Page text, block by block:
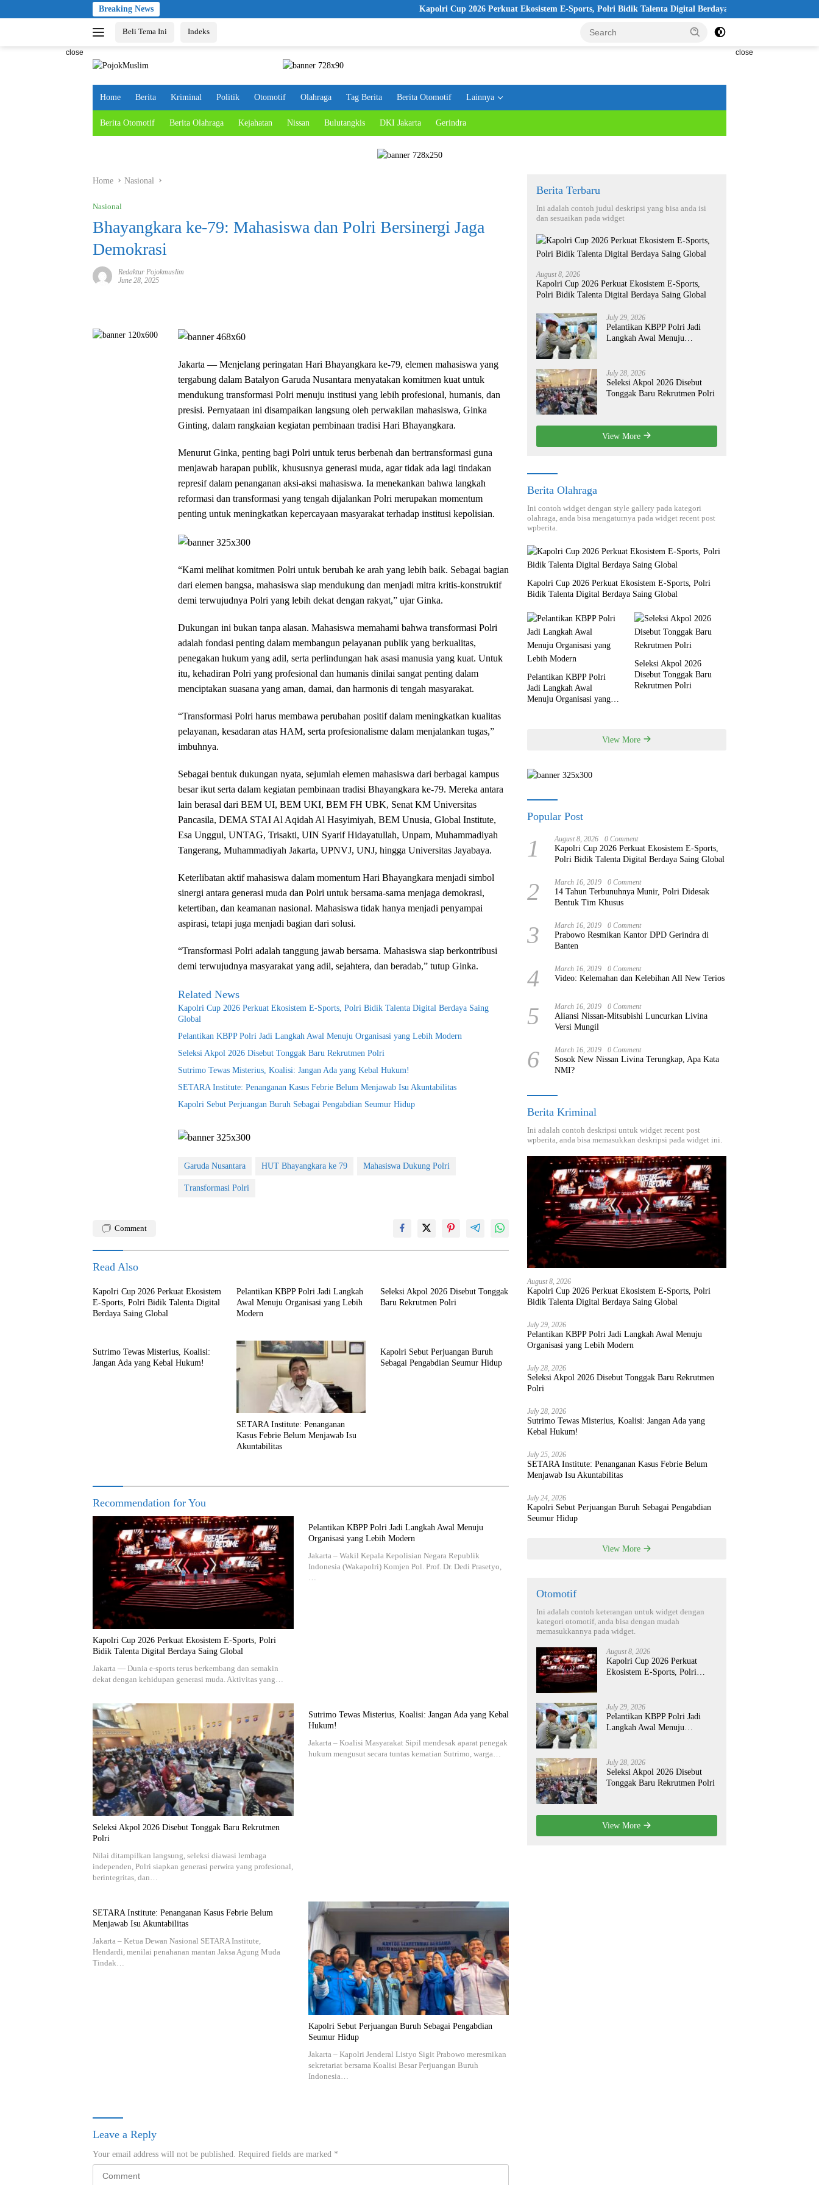
to
Breaking News Kapolri Cup 2026 Perkuat Ekosistem E-Sports, Polri Bidik Talenta Digital Berdaya Saing Global
Beli Tema Ini Indeks
close close
Home Berita Kriminal Politik Otomotif Olahraga Tag Berita Berita Otomotif Lainnya
Berita Otomotif Berita Olahraga Kejahatan Nissan Bulutangkis DKI Jakarta Gerindra
Home Nasional
Nasional
Bhayangkara ke-79: Mahasiswa dan Polri Bersinergi Jaga
Demokrasi
Redaktur Pojokmuslim
June 28, 2025
Jakarta — Menjelang peringatan Hari Bhayangkara ke-79, elemen mahasiswa yang
tergabung dalam Batalyon Garuda Nusantara menyatakan komitmen kuat untuk
mendukung transformasi Polri menuju institusi yang lebih profesional, humanis, dan
presisi. Pernyataan ini disampaikan langsung oleh perwakilan mahasiswa, Ginka
Ginting, dalam rangkaian kegiatan pembinaan tradisi Hari Bhayangkara.
Menurut Ginka, penting bagi Polri untuk terus berbenah dan bertransformasi guna
menjawab harapan publik, khususnya generasi muda, agar tidak ada lagi tindakan
represif dalam penanganan aksi-aksi mahasiswa. Ia menekankan bahwa langkah
reformasi dan transformasi yang tengah dijalankan Polri merupakan momentum
penting untuk meningkatkan kepercayaan masyarakat terhadap institusi kepolisian.
“Kami melihat komitmen Polri untuk berubah ke arah yang lebih baik. Sebagai bagian
dari elemen bangsa, mahasiswa siap mendukung dan menjadi mitra kritis-konstruktif
demi terwujudnya Polri yang lebih dekat dengan rakyat,” ujar Ginka.
Dukungan ini bukan tanpa alasan. Mahasiswa memahami bahwa transformasi Polri
adalah fondasi penting dalam membangun pelayanan publik yang berkualitas,
penegakan hukum yang adil, serta perlindungan hak asasi manusia yang kuat. Untuk
itu, kehadiran Polri yang profesional dan humanis dinilai sangat penting dalam
menciptakan suasana yang aman, damai, dan harmonis di tengah masyarakat.
“Transformasi Polri harus membawa perubahan positif dalam meningkatkan kualitas
pelayanan, kesadaran atas HAM, serta profesionalisme dalam menjalankan tugas,”
imbuhnya.
Sebagai bentuk dukungan nyata, sejumlah elemen mahasiswa dari berbagai kampus
besar ikut serta dalam kegiatan pembinaan tradisi Bhayangkara ke-79. Mereka antara
lain berasal dari BEM UI, BEM UKI, BEM FH UBK, Senat KM Universitas
Pancasila, DEMA STAI Al Aqidah Al Hasyimiyah, BEM Unusia, Global Institute,
Esa Unggul, UNTAG, Trisakti, UIN Syarif Hidayatullah, Unpam, Muhammadiyah
Tangerang, Muhammadiyah Jakarta, UPNVJ, UNJ, hingga Universitas Jayabaya.
Keterlibatan aktif mahasiswa dalam momentum Hari Bhayangkara menjadi simbol
sinergi antara generasi muda dan Polri untuk bersama-sama menjaga demokrasi,
ketertiban, dan keamanan nasional. Mahasiswa tidak hanya menjadi penyampai
aspirasi, tetapi juga menjadi bagian dari solusi.
“Transformasi Polri adalah tanggung jawab bersama. Mahasiswa siap berkontribusi
demi terwujudnya masyarakat yang adil, sejahtera, dan beradab,” tutup Ginka.
Related News
Kapolri Cup 2026 Perkuat Ekosistem E-Sports, Polri Bidik Talenta Digital Berdaya Saing
Global
Pelantikan KBPP Polri Jadi Langkah Awal Menuju Organisasi yang Lebih Modern
Seleksi Akpol 2026 Disebut Tonggak Baru Rekrutmen Polri
Sutrimo Tewas Misterius, Koalisi: Jangan Ada yang Kebal Hukum!
SETARA Institute: Penanganan Kasus Febrie Belum Menjawab Isu Akuntabilitas
Kapolri Sebut Perjuangan Buruh Sebagai Pengabdian Seumur Hidup
Garuda Nusantara HUT Bhayangkara ke 79 Mahasiswa Dukung Polri
Transformasi Polri
Comment
Read Also
Kapolri Cup 2026 Perkuat Ekosistem
E-Sports, Polri Bidik Talenta Digital
Berdaya Saing Global
Pelantikan KBPP Polri Jadi Langkah
Awal Menuju Organisasi yang Lebih
Modern
Seleksi Akpol 2026 Disebut Tonggak
Baru Rekrutmen Polri
Sutrimo Tewas Misterius, Koalisi:
Jangan Ada yang Kebal Hukum!
SETARA Institute: Penanganan
Kasus Febrie Belum Menjawab Isu
Akuntabilitas
Kapolri Sebut Perjuangan Buruh
Sebagai Pengabdian Seumur Hidup
Recommendation for You
Kapolri Cup 2026 Perkuat Ekosistem E-Sports, Polri
Bidik Talenta Digital Berdaya Saing Global
Jakarta — Dunia e-sports terus berkembang dan semakin
dekat dengan kehidupan generasi muda. Aktivitas yang…
Pelantikan KBPP Polri Jadi Langkah Awal Menuju
Organisasi yang Lebih Modern
Jakarta – Wakil Kepala Kepolisian Negara Republik
Indonesia (Wakapolri) Komjen Pol. Prof. Dr. Dedi Prasetyo,
Seleksi Akpol 2026 Disebut Tonggak Baru Rekrutmen
Polri
Nilai ditampilkan langsung, seleksi diawasi lembaga
independen, Polri siapkan generasi perwira yang profesional,
berintegritas, dan…
Sutrimo Tewas Misterius, Koalisi: Jangan Ada yang Kebal
Hukum!
Jakarta – Koalisi Masyarakat Sipil mendesak aparat penegak
hukum mengusut secara tuntas kematian Sutrimo, warga…
SETARA Institute: Penanganan Kasus Febrie Belum
Menjawab Isu Akuntabilitas
Jakarta – Ketua Dewan Nasional SETARA Institute,
Hendardi, menilai penahanan mantan Jaksa Agung Muda
Tindak…
Kapolri Sebut Perjuangan Buruh Sebagai Pengabdian
Seumur Hidup
Jakarta – Kapolri Jenderal Listyo Sigit Prabowo meresmikan
sekretariat bersama Koalisi Besar Perjuangan Buruh
Indonesia…
Leave a Reply
Your email address will not be published. Required fields are marked *
Berita Terbaru
Ini adalah contoh judul deskripsi yang bisa anda isi
dan sesuaikan pada widget
August 8, 2026
Kapolri Cup 2026 Perkuat Ekosistem E-Sports,
Polri Bidik Talenta Digital Berdaya Saing Global
July 29, 2026
Pelantikan KBPP Polri Jadi
Langkah Awal Menuju
July 28, 2026
Seleksi Akpol 2026 Disebut
Tonggak Baru Rekrutmen Polri
View More
Berita Olahraga
Ini contoh widget dengan style gallery pada kategori
olahraga, anda bisa mengaturnya pada widget recent post
wpberita.
Kapolri Cup 2026 Perkuat Ekosistem E-Sports, Polri
Bidik Talenta Digital Berdaya Saing Global
Pelantikan KBPP Polri
Jadi Langkah Awal
Menuju Organisasi yang
Seleksi Akpol 2026
Disebut Tonggak Baru
Rekrutmen Polri
View More
Popular Post
1 August 8, 2026 0 Comment
Kapolri Cup 2026 Perkuat Ekosistem E-Sports,
Polri Bidik Talenta Digital Berdaya Saing Global
2 March 16, 2019 0 Comment
14 Tahun Terbunuhnya Munir, Polri Didesak
Bentuk Tim Khusus
3 March 16, 2019 0 Comment
Prabowo Resmikan Kantor DPD Gerindra di
Banten
4 March 16, 2019 0 Comment
Video: Kelemahan dan Kelebihan All New Terios
5 March 16, 2019 0 Comment
Aliansi Nissan-Mitsubishi Luncurkan Livina
Versi Mungil
6 March 16, 2019 0 Comment
Sosok New Nissan Livina Terungkap, Apa Kata
NMI?
Berita Kriminal
Ini adalah contoh deskripsi untuk widget recent post
wpberita, anda bisa memasukkan deskripsi pada widget ini.
August 8, 2026
Kapolri Cup 2026 Perkuat Ekosistem E-Sports, Polri
Bidik Talenta Digital Berdaya Saing Global
July 29, 2026
Pelantikan KBPP Polri Jadi Langkah Awal Menuju
Organisasi yang Lebih Modern
July 28, 2026
Seleksi Akpol 2026 Disebut Tonggak Baru Rekrutmen
Polri
July 28, 2026
Sutrimo Tewas Misterius, Koalisi: Jangan Ada yang
Kebal Hukum!
July 25, 2026
SETARA Institute: Penanganan Kasus Febrie Belum
Menjawab Isu Akuntabilitas
July 24, 2026
Kapolri Sebut Perjuangan Buruh Sebagai Pengabdian
Seumur Hidup
View More
Otomotif
Ini adalah contoh keterangan untuk widget dengan
kategori otomotif, anda bisa dengan mudah
memasukkannya pada widget.
August 8, 2026
Kapolri Cup 2026 Perkuat
Ekosistem E-Sports, Polri
July 29, 2026
Pelantikan KBPP Polri Jadi
Langkah Awal Menuju
July 28, 2026
Seleksi Akpol 2026 Disebut
Tonggak Baru Rekrutmen Polri
View More